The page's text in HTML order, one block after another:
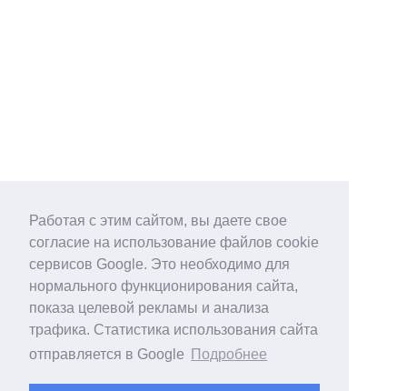
Работая с этим сайтом, вы даете свое
согласие на использование файлов cookie
сервисов Google. Это необходимо для
нормального функционирования сайта,
показа целевой рекламы и анализа
трафика. Статистика использования сайта
отправляется в Google
Подробнее